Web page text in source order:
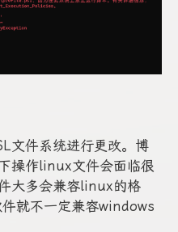
文件系统进行更改。博
操作linux文件会面临很
大多会兼容linux的格
就不一定兼容windows